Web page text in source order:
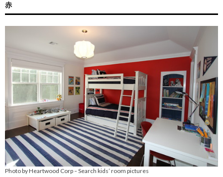
赤
Photo by Heartwood Corp–Search kids’ room pictures